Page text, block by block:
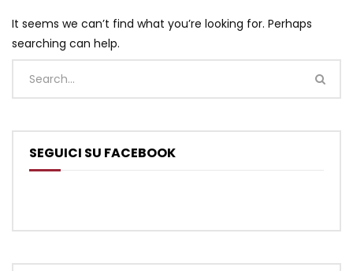
It seems we can’t find what you’re looking for. Perhaps
searching can help.
SEGUICI SU FACEBOOK